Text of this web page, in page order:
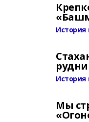
История
История
Мы